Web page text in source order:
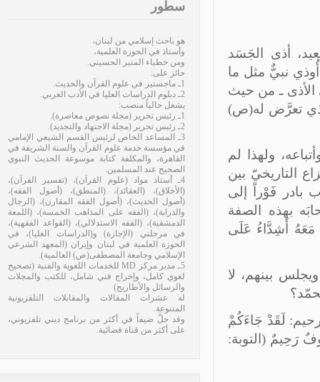
أذى الجَسَد
نبيٌّ مثل ما
الأذى ـ من حيث
تعرَّض له(ص)
ولهذا لم
التاريخيّ بين
بادر فَوْراً إلى
بهذه الصفة
أَشِدَّاءُ عَلَى
بينهم، لا
لَقَدْ جَاءَكُمْ
(التوبة:
سطور
هو باحث إسلامي من لبنان،
وأستاذ في الحوزة العلمية،
ومن خطباء المنبر الحسيني.
حائز على:
يشغل حالياً منصب:
3ـ المساعد الخاص لرئيس القسم الشيعي الإمامي
في مؤسسة خدمة علوم القرآن والسنة الشريفة في
القاهرة، والمكلفة كتابة موسوعة الحديث النبوي
الصحيح عند المسلمين.
4ـ أستاذ مواد (علوم القرآن)، (تفسير القرآن)،
(الأخلاق)، (العقائد)، (المنطق)، (أصول الفقه)،
(أصول الحديث)، (أصول الفقه المقارن)، (الرجال
والدراية)، (الفقه على المذاهب الخمسة)، (اللمعة
الدمشقية)، (الفقه الاستدلالي)، (القواعد الفقهية)،
في مرحلتي (الإجازة) و(الدراسات العليا)، في
الحوزة العلمية في لبنان وإيران (المعهد الشرعي
الإسلامي وجامعة المصطفى(ص) العالمية).
5ـ مدير مركز MD للخدمات اللغوية والفنية (تصحيح
لغوي كامل، وإخراج فني شامل، للكتب والمجلات
والرسائل والأطاريح)
له عشرات المقالات والمقابلات التلفزيونية
المتنوعة.
وقد حلَّ ضيفاً في أكثر من برنامج ديني تلفزيوني،
على أكثر من قناة فضائية.